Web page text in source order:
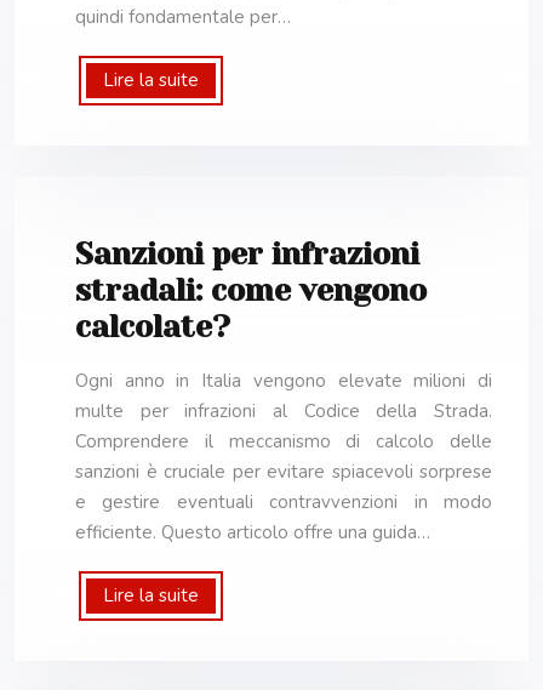
quindi fondamentale per…
Lire la suite
Sanzioni per infrazioni
stradali: come vengono
calcolate?
Ogni anno in Italia vengono elevate milioni di
multe per infrazioni al Codice della Strada.
Comprendere il meccanismo di calcolo delle
sanzioni è cruciale per evitare spiacevoli sorprese
e gestire eventuali contravvenzioni in modo
efficiente. Questo articolo offre una guida…
Lire la suite